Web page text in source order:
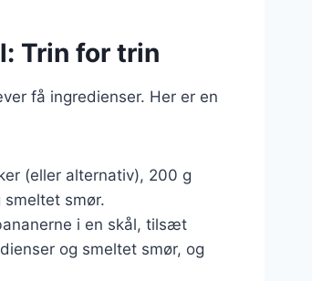
Trin for trin
få ingredienser. Her er en
(eller alternativ), 200 g
smør.
i en skål, tilsæt
og smeltet smør, og